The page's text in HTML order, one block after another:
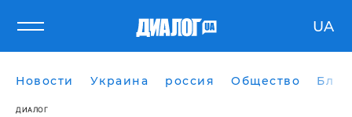
UA
Новости Украина россия Общество
ДИАЛОГ